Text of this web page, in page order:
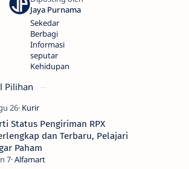
Sekedar
Berbagi
Informasi
seputar
Kehidupan
Pilihan
Status Pengiriman RPX
dan Terbaru, Pelajari
Paham